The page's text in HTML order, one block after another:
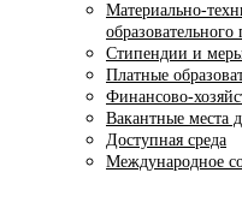
Материально-
образовательного
Стипендии и
Платные
Финансово-
Вакантные места
Доступная среда
Международное